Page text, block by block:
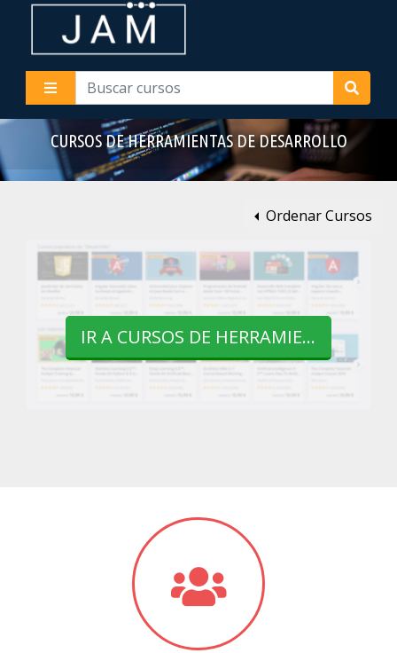
CURSOS DE HERRAMIENTAS DE DESARROLLO
Ordenar Cursos
IR A CURSOS DE HERRAMIENTAS DE DESARROLLO